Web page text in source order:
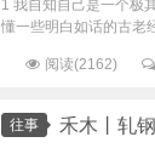
1 我自知自己是一个极
懂一些明白如话的古老
阅读(2162)
往事 禾木丨轧